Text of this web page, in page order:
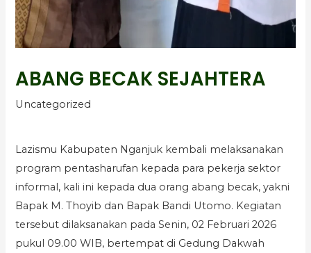
ABANG BECAK SEJAHTERA
Uncategorized
Lazismu Kabupaten Nganjuk kembali melaksanakan
program pentasharufan kepada para pekerja sektor
informal, kali ini kepada dua orang abang becak, yakni
Bapak M. Thoyib dan Bapak Bandi Utomo. Kegiatan
tersebut dilaksanakan pada Senin, 02 Februari 2026
pukul 09.00 WIB, bertempat di Gedung Dakwah